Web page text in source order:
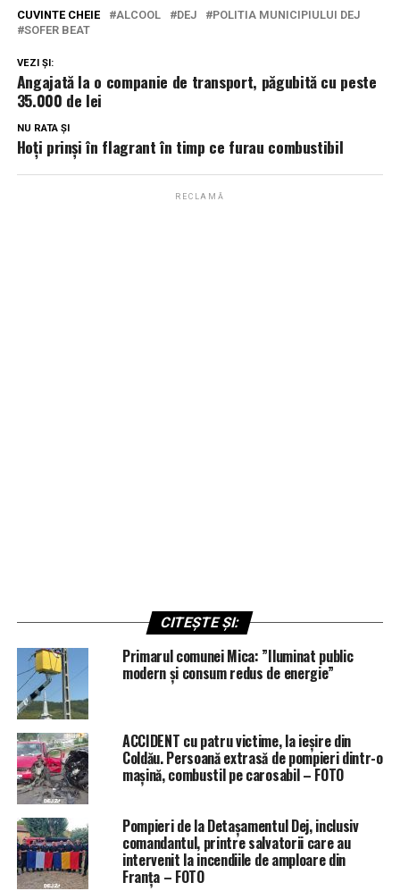
CUVINTE CHEIE ALCOOL DEJ
POLITIA MUNICIPIULUI DEJ
SOFER BEAT
VEZI ȘI:
Angajată la o companie de transport, păgubită cu peste
35.000 de lei
NU RATA ȘI
Hoţi prinşi în flagrant în timp ce furau combustibil
RECLAMĂ
CITEȘTE ȘI:
Primarul comunei Mica: ”Iluminat public
modern și consum redus de energie”
ACCIDENT cu patru victime, la ieșire din
Coldău. Persoană extrasă de pompieri dintr-o
mașină, combustil pe carosabil – FOTO
Pompieri de la Detașamentul Dej, inclusiv
comandantul, printre salvatorii care au
intervenit la incendiile de amploare din
Franța – FOTO